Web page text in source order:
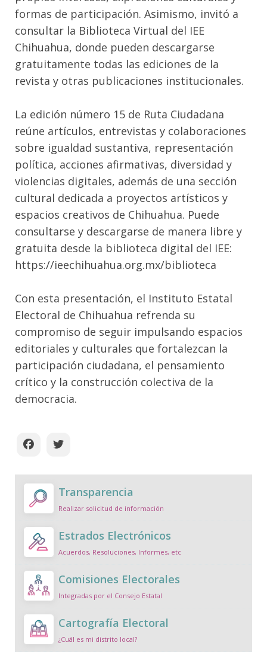
formas de participación. Asimismo, invitó a
consultar la Biblioteca Virtual del IEE
Chihuahua, donde pueden descargarse
gratuitamente todas las ediciones de la
revista y otras publicaciones institucionales.
La edición número 15 de Ruta Ciudadana
reúne artículos, entrevistas y colaboraciones
sobre igualdad sustantiva, representación
política, acciones afirmativas, diversidad y
violencias digitales, además de una sección
cultural dedicada a proyectos artísticos y
espacios creativos de Chihuahua. Puede
consultarse y descargarse de manera libre y
gratuita desde la biblioteca digital del IEE:
https://ieechihuahua.org.mx/biblioteca
Con esta presentación, el Instituto Estatal
Electoral de Chihuahua refrenda su
compromiso de seguir impulsando espacios
editoriales y culturales que fortalezcan la
participación ciudadana, el pensamiento
crítico y la construcción colectiva de la
democracia.
Transparencia
Realizar solicitud de información
Estrados Electrónicos
Acuerdos, Resoluciones, Informes, etc
Comisiones Electorales
Integradas por el Consejo Estatal
Cartografía Electoral
¿Cuál es mi distrito local?